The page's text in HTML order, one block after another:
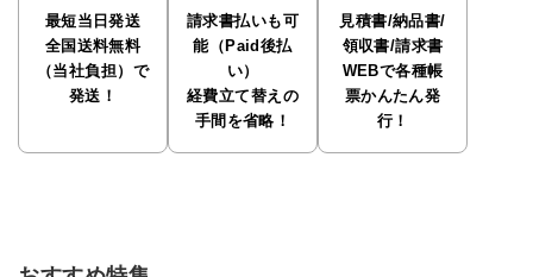
最短当日発送
全国送料無料
（当社負担）で
発送！
請求書払いも可
能（Paid後払
い）
経費立て替えの
手間を省略！
見積書/納品書/
領収書/請求書
WEBで各種帳
票かんたん発
行！